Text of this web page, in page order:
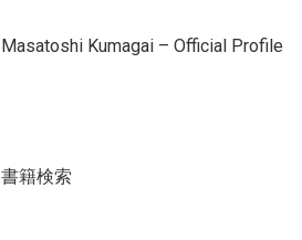
Masatoshi Kumagai – Official Profile
書籍検索